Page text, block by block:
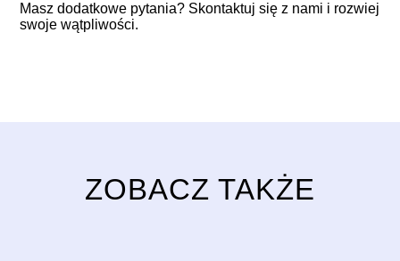
Masz dodatkowe pytania? Skontaktuj się z nami i rozwiej
swoje wątpliwości.
ZOBACZ TAKŻE